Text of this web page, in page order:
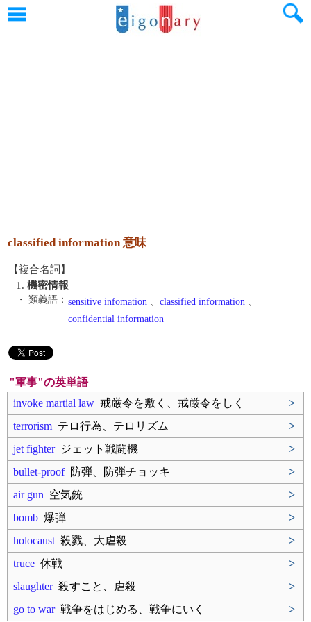
classified information 意味
【複合名詞】
1. 機密情報
・ 類義語： sensitive infomation 、 classified information 、
confidential information
"軍事"の英単語
invoke martial law 戒厳令を敷く、戒厳令をしく
>
terrorism テロ行為、テロリズム
>
jet fighterジェット戦闘機
>
bullet-proof防弾、防弾チョッキ
>
air gun 空気銃
>
bomb 爆弾
>
holocaust 殺戮、大虐殺
>
truce 休戦
>
slaughter殺すこと、虐殺
>
go to war戦争をはじめる、戦争にいく >